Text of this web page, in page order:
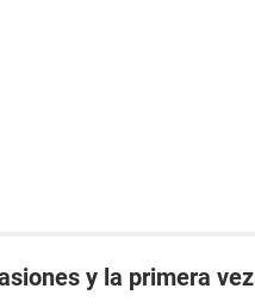
y la primera vez